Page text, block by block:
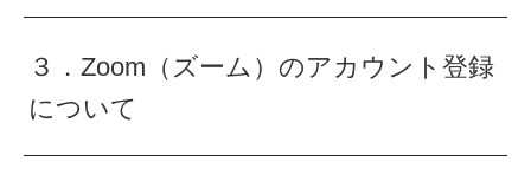
３．Zoom（ズーム）のアカウント登録
について